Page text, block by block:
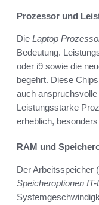
Prozessor und
Die Laptop
Bedeutung.
oder i9 sowie die
begehrt. Diese
auch
Leistungsstarke
erheblich,
RAM und
Der Arbeitsspeicher
Speicheroptionen IT-